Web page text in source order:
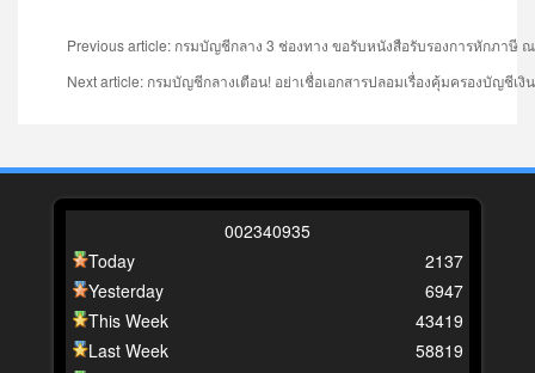
Previous article: กรมบัญชีกลาง 3 ช่องทาง ขอรับหนังสือรับรองการหักภา
Next article: กรมบัญชีกลางเตือน! อย่าเชื่อเอกสารปลอมเรื่องคุ้มครองบัญ
002340935
Today
Yesterday
This Week
Last Week
2137
6947
43419
58819